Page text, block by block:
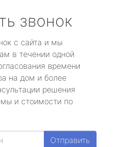
звонок
с сайта и мы
в течении одной
времени
на дом и более
решения
и стоимости по
Отправить